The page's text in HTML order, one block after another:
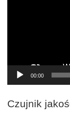
00:00
Czujnik